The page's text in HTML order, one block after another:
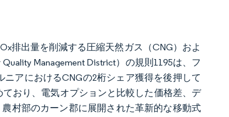
排出量を削減する圧縮天然ガス（CNG）およ
Management District）の規則1195は、フ
アにおけるCNGの2桁シェア獲得を後押して
おり、電気オプションと比較した価格差、デ
村部のカーン郡に展開された革新的な移動式